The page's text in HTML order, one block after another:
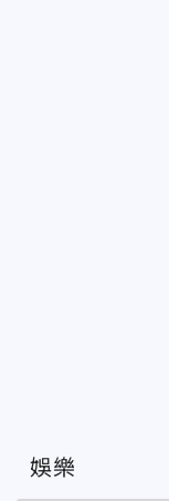
娛樂